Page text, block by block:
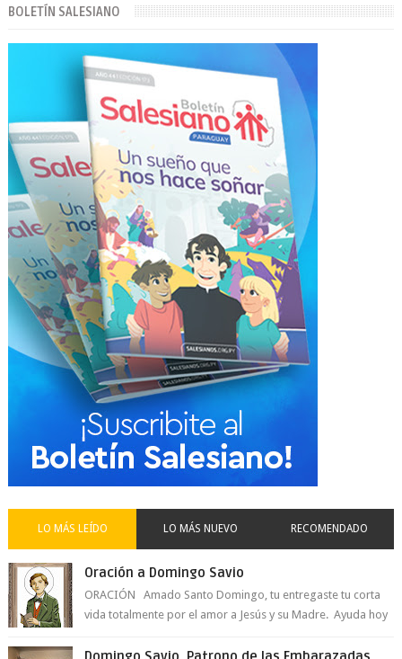
BOLETÍN SALESIANO
LO MÁS LEÍDO LO MÁS NUEVO RECOMENDADO
Oración a Domingo Savio
ORACIÓN Amado Santo Domingo, tu entregaste tu corta
vida totalmente por el amor a Jesús y su Madre. Ayuda hoy